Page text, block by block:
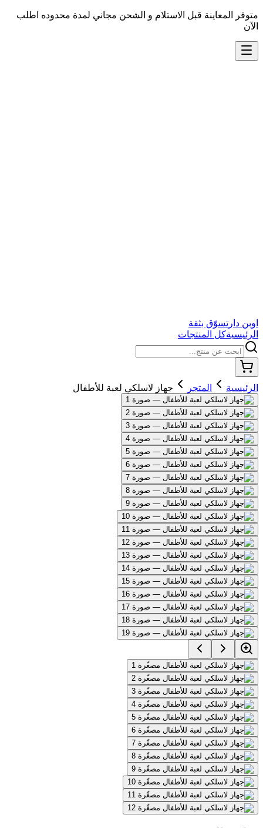
متوفر المعاينة قبل الاستلام و الشحن مجاني لمدة محدوده اطلب
الآن
اوبن دار تسوّق بثقة
الرئيسيةكل المنتجات
الرئيسية المتجر جهاز لاسلكي لعبة للأطفال